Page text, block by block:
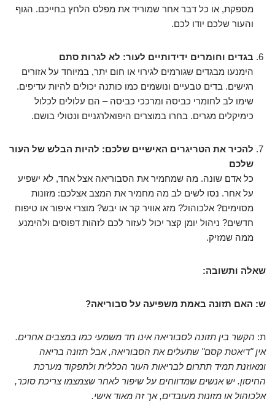
מספקת, או כל דבר אחר שמוריד את מפלס הלחץ בחייכם. הגוף
והעור שלכם יודו לכם.
בגדים וחומרים ידידותיים לעור: לא לגרות סתם
הימנעו מבגדים שגורמים לגירוי או חום יתר, במיוחד על אזורים
רגישים. בדים טבעיים ונושמים כמו כותנה יכולים להיות עדיפים.
שימו לב לחומרי כביסה ומרככי כביסה – הם עלולים לכלול
כימיקלים מגרים. בחרו במוצרים היפואלרגניים ונטולי בושם.
להכיר את הטריגרים האישיים שלכם: להיות הבלש של העור
שלכם
כל אדם שונה. מה שמחמיר את הסבוריאה אצל אחד, לא ישפיע
על אחר. נסו לשים לב מה מחמיר את המצב אצלכם: מזונות
מסוימים? אלכוהול? מזג אוויר קר או יבש? מוצרי איפור או טיפוח
חדשים? ניהול יומן קצר יכול לעזור לכם לזהות דפוסים ולהימנע
ממה שמזיק.
שאלה ותשובה:
ש: האם תזונה באמת משפיעה על סבוריאה?
ת: הקשר בין תזונה לסבוריאה אינו חד משמעי כמו במצבים אחרים.
אין "דיאטת קסם" שתעלים את הסבוריאה, אבל תזונה בריאה
ומאוזנת תמיד תתרום לבריאות העור הכללית ולתפקוד מערכת
החיסון. יש אנשים שמדווחים על שיפור לאחר שצמצמו צריכת סוכר,
אלכוהול או מזונות מעובדים, אך זה מאוד אישי.